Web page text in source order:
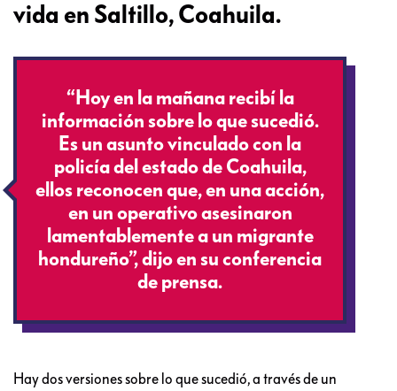
vida en Saltillo, Coahuila.
“Hoy en la mañana recibí la
información sobre lo que sucedió.
Es un asunto vinculado con la
policía del estado de Coahuila,
ellos reconocen que, en una acción,
en un operativo asesinaron
lamentablemente a un migrante
hondureño”, dijo en su conferencia
de prensa.
Hay dos versiones sobre lo que sucedió, a través de un